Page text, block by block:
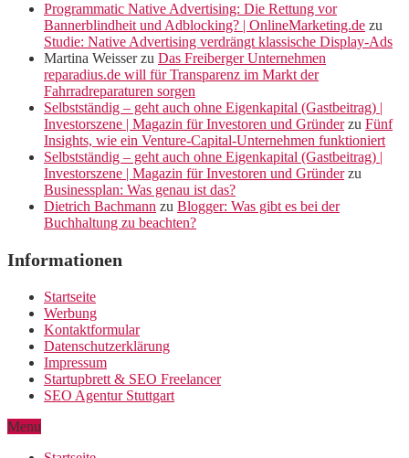
Programmatic Native Advertising: Die Rettung vor
Bannerblindheit und Adblocking? | OnlineMarketing.de zu
Studie: Native Advertising verdrängt klassische Display-Ads
Martina Weisserzu Das Freiberger Unternehmen
reparadius.de will für Transparenz im Markt der
Fahrradreparaturen sorgen
Selbstständig – geht auch ohne Eigenkapital (Gastbeitrag) |
Investorszene | Magazin für Investoren und Gründerzu Fünf
Insights, wie ein Venture-Capital-Unternehmen funktioniert
Selbstständig – geht auch ohne Eigenkapital (Gastbeitrag) |
Investorszene | Magazin für Investoren und Gründerzu
Businessplan: Was genau ist das?
Dietrich Bachmann zu Blogger: Was gibt es bei der
Buchhaltung zu beachten?
Informationen
Startseite
Werbung
Kontaktformular
Datenschutzerklärung
Impressum
Startupbrett & SEO Freelancer
SEO Agentur Stuttgart
Menu